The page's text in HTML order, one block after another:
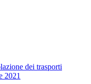
dei trasporti
2021